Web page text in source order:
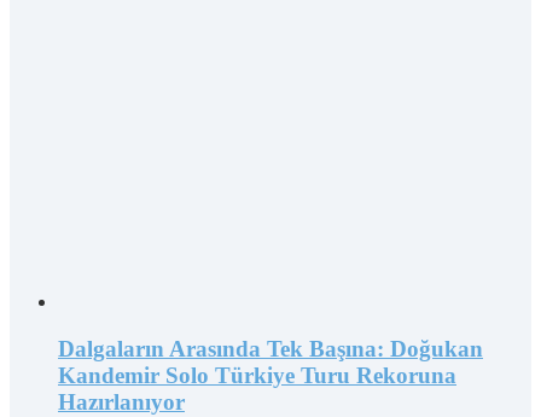
Dalgaların Arasında Tek Başına: Doğukan
Kandemir Solo Türkiye Turu Rekoruna
Hazırlanıyor